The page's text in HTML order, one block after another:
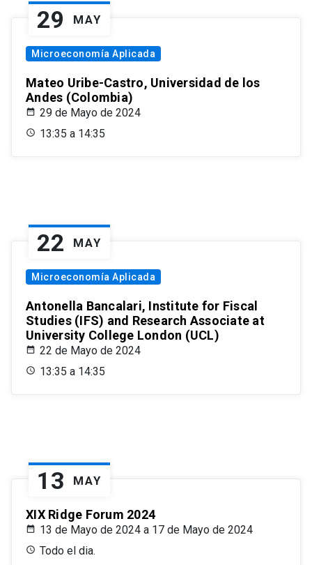
29 MAY
Microeconomía Aplicada
Mateo Uribe-Castro, Universidad de los
Andes (Colombia)
29 de Mayo de 2024
13:35 a 14:35
22 MAY
Microeconomía Aplicada
Antonella Bancalari, Institute for Fiscal
Studies (IFS) and Research Associate at
University College London (UCL)
22 de Mayo de 2024
13:35 a 14:35
13 MAY
XIX Ridge Forum 2024
13 de Mayo de 2024 a 17 de Mayo de 2024
Todo el dia.